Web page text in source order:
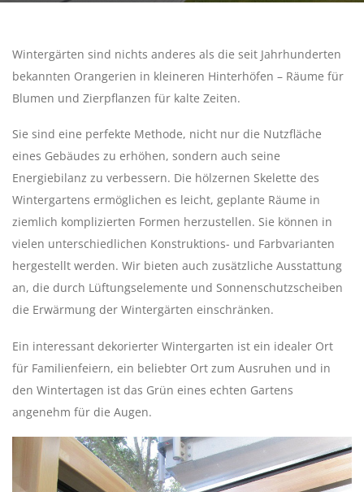
Wintergärten sind nichts anderes als die seit Jahrhunderten
bekannten Orangerien in kleineren Hinterhöfen – Räume für
Blumen und Zierpflanzen für kalte Zeiten.
Sie sind eine perfekte Methode, nicht nur die Nutzfläche
eines Gebäudes zu erhöhen, sondern auch seine
Energiebilanz zu verbessern. Die hölzernen Skelette des
Wintergartens ermöglichen es leicht, geplante Räume in
ziemlich komplizierten Formen herzustellen. Sie können in
vielen unterschiedlichen Konstruktions- und Farbvarianten
hergestellt werden. Wir bieten auch zusätzliche Ausstattung
an, die durch Lüftungselemente und Sonnenschutzscheiben
die Erwärmung der Wintergärten einschränken.
Ein interessant dekorierter Wintergarten ist ein idealer Ort
für Familienfeiern, ein beliebter Ort zum Ausruhen und in
den Wintertagen ist das Grün eines echten Gartens
angenehm für die Augen.